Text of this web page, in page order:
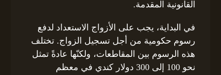
القانونية المقدمة.
في البداية، يجب على الأزواج الاستعداد لدفع
رسوم حكومية من أجل تسجيل الزواج. تختلف
هذه الرسوم بين المقاطعات، ولكنّها عادةً تمثل
نحو 100 إلى 300 دولار كندي في معظم